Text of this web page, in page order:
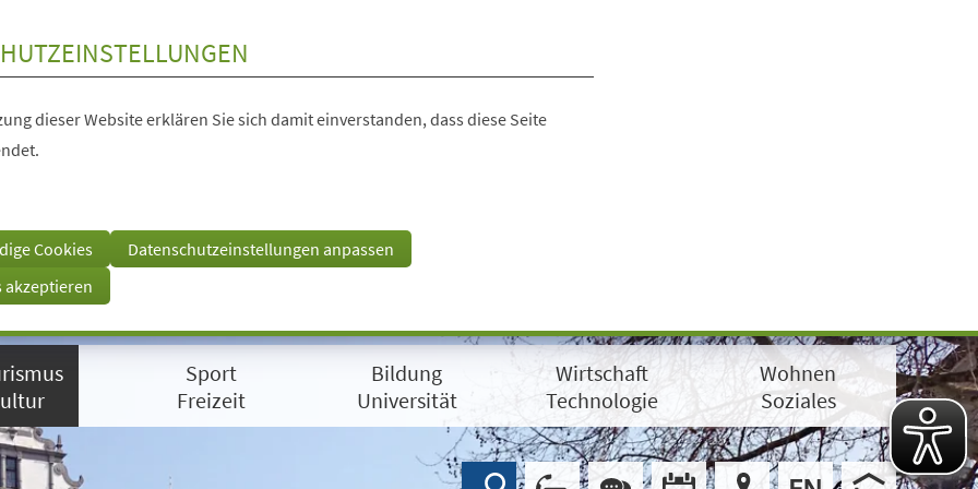
dieser Website erklären Sie sich damit einverstanden, dass diese Seite
Cookies
Datenschutzeinstellungen anpassen
akzeptieren
Sport
Freizeit
Bildung
Universität
Wirtschaft
Technologie
Wohnen
Soziales